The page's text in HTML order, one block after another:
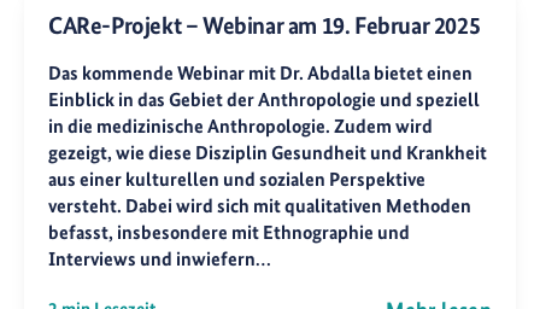
CARe-Projekt – Webinar am 19. Februar 2025
Das kommende Webinar mit Dr. Abdalla bietet einen
Einblick in das Gebiet der Anthropologie und speziell
in die medizinische Anthropologie. Zudem wird
gezeigt, wie diese Disziplin Gesundheit und Krankheit
aus einer kulturellen und sozialen Perspektive
versteht. Dabei wird sich mit qualitativen Methoden
befasst, insbesondere mit Ethnographie und
Interviews und inwiefern…